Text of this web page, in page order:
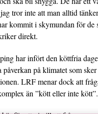
tror inte att man alltid
kommit i skymundan för de
direkt.
har infört den köttfria
påverkan på klimatet som
LRF menar dock att
än ”kött eller inte kött”.